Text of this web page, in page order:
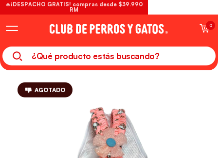
0
AGOTADO
🔥¡DESPACHO GRATIS! compras desde $39.990
RM